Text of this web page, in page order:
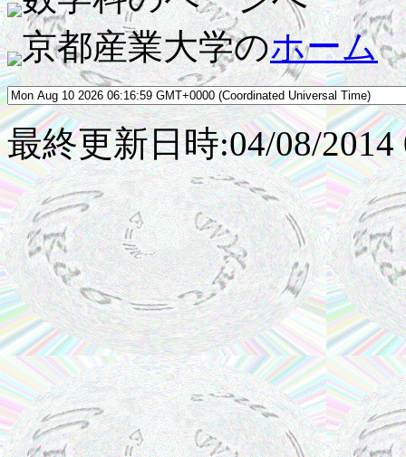
京都産業大学のホーム
最終更新日時:04/08/2014